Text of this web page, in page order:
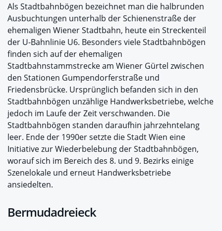
Als Stadtbahnbögen bezeichnet man die halbrunden
Ausbuchtungen unterhalb der Schienenstraße der
ehemaligen Wiener Stadtbahn, heute ein Streckenteil
der U-Bahnlinie U6. Besonders viele Stadtbahnbögen
finden sich auf der ehemaligen
Stadtbahnstammstrecke am Wiener Gürtel zwischen
den Stationen Gumpendorferstraße und
Friedensbrücke. Ursprünglich befanden sich in den
Stadtbahnbögen unzählige Handwerksbetriebe, welche
jedoch im Laufe der Zeit verschwanden. Die
Stadtbahnbögen standen daraufhin jahrzehntelang
leer. Ende der 1990er setzte die Stadt Wien eine
Initiative zur Wiederbelebung der Stadtbahnbögen,
worauf sich im Bereich des 8. und 9. Bezirks einige
Szenelokale und erneut Handwerksbetriebe
ansiedelten.
Bermudadreieck